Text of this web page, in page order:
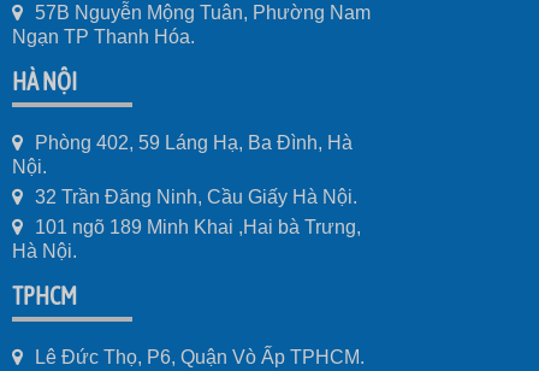
57B Nguyễn Mộng Tuân, Phường Nam
Ngạn TP Thanh Hóa.
HÀ NỘI
Phòng 402, 59 Láng Hạ, Ba Đình, Hà
Nội.
32 Trần Đăng Ninh, Cầu Giấy Hà Nội.
101 ngõ 189 Minh Khai ,Hai bà Trưng,
Hà Nội.
TPHCM
Lê Đức Thọ, P6, Quận Vò Ấp TPHCM.